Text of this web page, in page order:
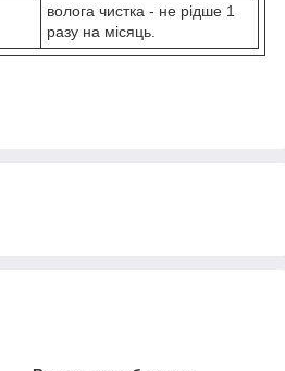
волога чистка - не рідше 1
разу на місяць.